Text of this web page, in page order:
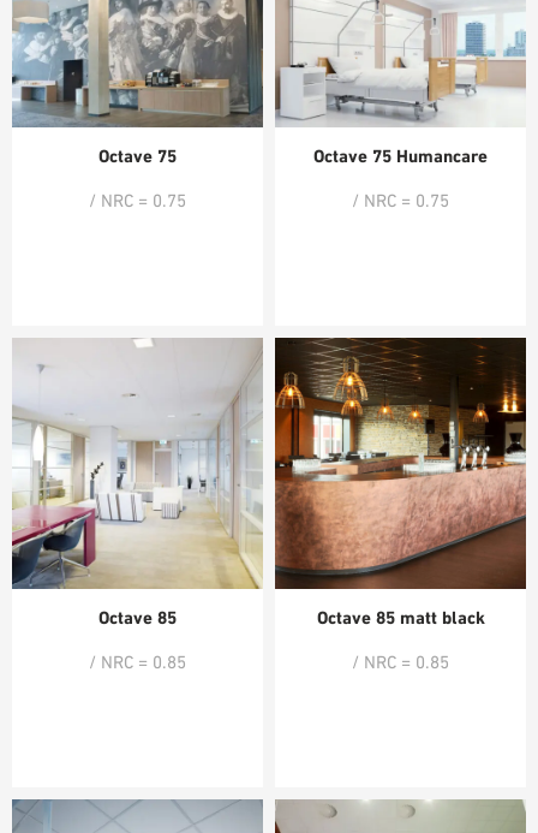
Octave 75
/ NRC = 0.75
Octave 75 Humancare
/ NRC = 0.75
Octave 85
/ NRC = 0.85
Octave 85 matt black
/ NRC = 0.85